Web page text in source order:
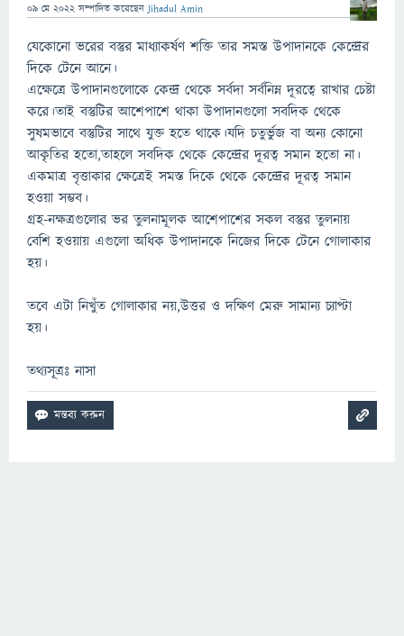
09 মে 2022 সম্পাদিত করেছেনJihadul Amin
যেকোনো ভরের বস্তুর মাধ্যাকর্ষণ শক্তি তার সমস্ত উপাদানকে কেন্দ্রের
দিকে টেনে আনে।
এক্ষেত্রে উপাদানগুলোকে কেন্দ্র থেকে সর্বদা সর্বনিম্ন দূরত্বে রাখার চেষ্টা
করে।তাই বস্তুটির আশেপাশে থাকা উপাদানগুলো সবদিক থেকে
সুষমভাবে বস্তুটির সাথে যুক্ত হতে থাকে।যদি চতুর্ভুজ বা অন্য কোনো
আকৃতির হতো,তাহলে সবদিক থেকে কেন্দ্রের দূরত্ব সমান হতো না।
একমাত্র বৃত্তাকার ক্ষেত্রেই সমস্ত দিকে থেকে কেন্দ্রের দূরত্ব সমান
হওয়া সম্ভব।
গ্রহ-নক্ষত্রগুলোর ভর তুলনামূলক আশেপাশের সকল বস্তুর তুলনায়
বেশি হওয়ায় এগুলো অধিক উপাদানকে নিজের দিকে টেনে গোলাকার
হয়।
তবে এটা নিখুঁত গোলাকার নয়,উত্তর ও দক্ষিণ মেরু সামান্য চ্যাপ্টা
হয়।
তথ্যসূত্রঃ নাসা